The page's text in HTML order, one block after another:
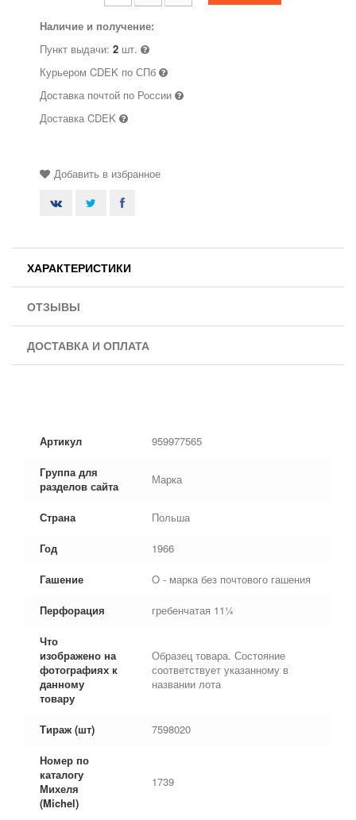
Наличие и получение:
Пункт выдачи: 2 шт.
Курьером CDEK по СПб
Доставка почтой по России
Доставка CDEK
Добавить в избранное
ХАРАКТЕРИСТИКИ
ОТЗЫВЫ
ДОСТАВКА И ОПЛАТА
Артикул 959977565
Группа для
разделов сайта
Марка
Страна Польша
Год 1966
Гашение O - марка без почтового гашения
Перфорация гребенчатая 11¼
Что
изображено на
фотографиях к
данному
товару
Образец товара. Состояние
соответствует указанному в
названии лота
Тираж (шт) 7598020
Номер по
каталогу
Михеля
(Michel)
1739